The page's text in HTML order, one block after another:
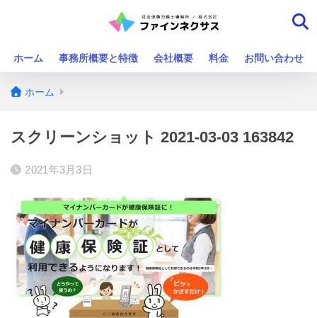
ホーム 事務所概要と特徴 会社概要 料金 お問い合わせ
ホーム
スクリーンショット 2021-03-03 163842
2021年3月3日